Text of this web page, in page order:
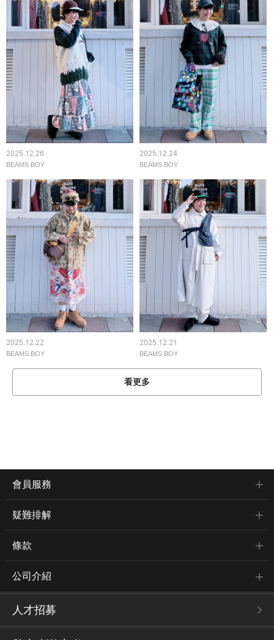
2025.12.26
BEAMS BOY
2025.12.24
BEAMS BOY
2025.12.22
BEAMS BOY
2025.12.21
BEAMS BOY
看更多
會員服務
疑難排解
條款
公司介紹
人才招募